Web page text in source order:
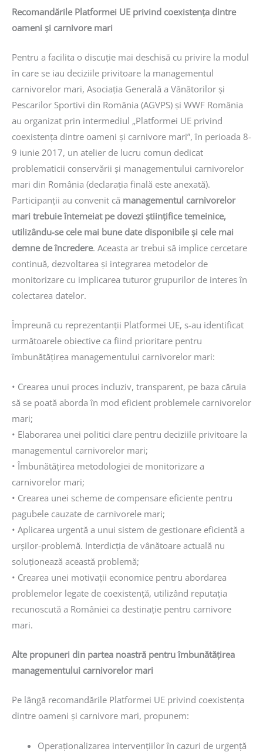
Recomandările Platformei UE privind coexistența dintre
oameni și carnivore mari
Pentru a facilita o discuţie mai deschisă cu privire la modul
în care se iau deciziile privitoare la managementul
carnivorelor mari, Asociaţia Generală a Vânătorilor şi
Pescarilor Sportivi din România (AGVPS) şi WWF România
au organizat prin intermediul „Platformei UE privind
coexistența dintre oameni și carnivore mari”, în perioada 8-
9 iunie 2017, un atelier de lucru comun dedicat
problematicii conservării şi managementului carnivorelor
mari din România (declarația finală este anexată).
Participanţii au convenit că managementul carnivorelor
mari trebuie întemeiat pe dovezi ştiinţifice temeinice,
utilizându-se cele mai bune date disponibile şi cele mai
demne de încredere. Aceasta ar trebui să implice cercetare
continuă, dezvoltarea și integrarea metodelor de
monitorizare cu implicarea tuturor grupurilor de interes în
colectarea datelor.
Împreună cu reprezentanții Platformei UE, s-au identificat
următoarele obiective ca fiind prioritare pentru
îmbunătățirea managementului carnivorelor mari:
• Crearea unui proces incluziv, transparent, pe baza căruia
să se poată aborda în mod eficient problemele carnivorelor
mari;
• Elaborarea unei politici clare pentru deciziile privitoare la
managementul carnivorelor mari;
• Îmbunătăţirea metodologiei de monitorizare a
carnivorelor mari;
• Crearea unei scheme de compensare eficiente pentru
pagubele cauzate de carnivorele mari;
• Aplicarea urgentă a unui sistem de gestionare eficientă a
urşilor-problemă. Interdicţia de vânătoare actuală nu
soluţionează această problemă;
• Crearea unei motivaţii economice pentru abordarea
problemelor legate de coexistență, utilizând reputaţia
recunoscută a României ca destinaţie pentru carnivore
mari.
Alte propuneri din partea noastră pentru îmbunătățirea
managementului carnivorelor mari
Pe lângă recomandările Platformei UE privind coexistența
dintre oameni și carnivore mari, propunem:
Operaționalizarea intervențiilor în cazuri de urgență